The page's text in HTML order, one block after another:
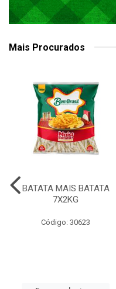
Mais Procurados
BATATA MAIS BATATA
7X2KG
Código: 30623